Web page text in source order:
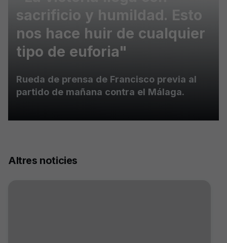
sacrificio y humildad. Esto
nos hace huir de cualquier
tipo de euforia"
Rueda de prensa de Francisco previa al
partido de mañana contra el Málaga.
Altres noticies